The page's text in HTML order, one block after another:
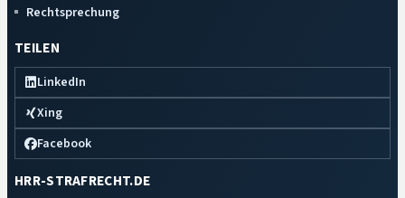
Rechtsprechung
TEILEN
LinkedIn
Xing
Facebook
HRR-STRAFRECHT.DE